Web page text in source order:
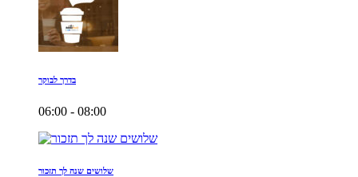
בדרך לבוקר
06:00 - 08:00
שלושים שנה לך תזכור